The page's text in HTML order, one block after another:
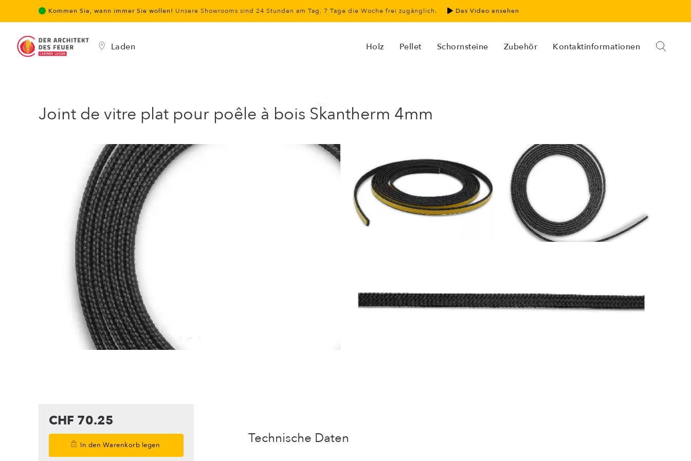
Kommen Sie, wann immer Sie wollen! Unsere Showrooms sind 24 Stunden am Tag, 7 Tage die Woche frei zugänglich. Das Video ansehen
Laden Holz Pellet Schornsteine Zubehör Kontaktinformationen
Joint de vitre plat pour poêle à bois Skantherm 4mm
CHF 70.25
In den Warenkorb legen Technische Daten